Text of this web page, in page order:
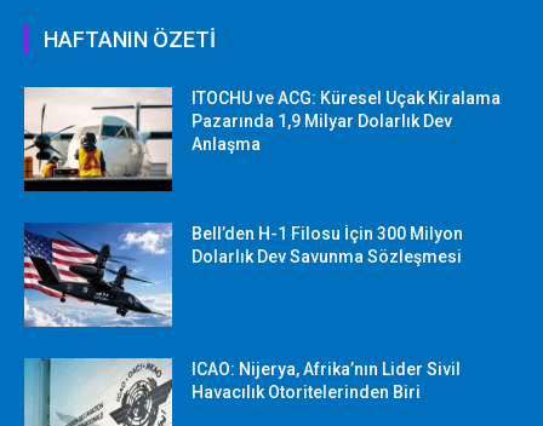
HAFTANIN ÖZETİ
ITOCHU ve ACG: Küresel Uçak Kiralama
Pazarında 1,9 Milyar Dolarlık Dev
Anlaşma
Bell’den H-1 Filosu İçin 300 Milyon
Dolarlık Dev Savunma Sözleşmesi
ICAO: Nijerya, Afrika’nın Lider Sivil
Havacılık Otoritelerinden Biri